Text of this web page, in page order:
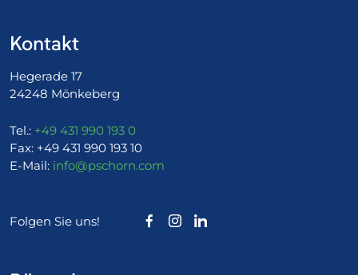
Kontakt
Hegerade 17
24248 Mönkeberg
Tel.: +49 431 990 193 0
Fax: +49 431 990 193 10
E-Mail: info@pschorn.com
Folgen Sie uns!